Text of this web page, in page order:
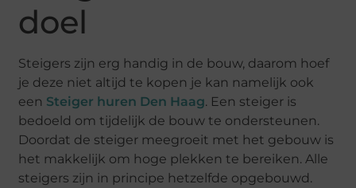
doel
Steigers zijn erg handig in de bouw, daarom hoef
je deze niet altijd te kopen je kan namelijk ook
een Steiger huren Den Haag. Een steiger is
bedoeld om tijdelijk de bouw te ondersteunen.
Doordat de steiger meegroeit met het gebouw is
het makkelijk om hoge plekken te bereiken. Alle
steigers zijn in principe hetzelfde opgebouwd.